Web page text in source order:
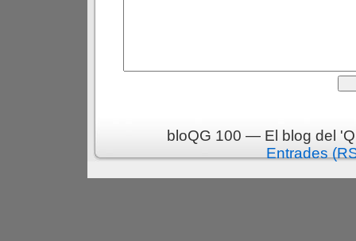
bloQG 100 — El blog del
Entrades